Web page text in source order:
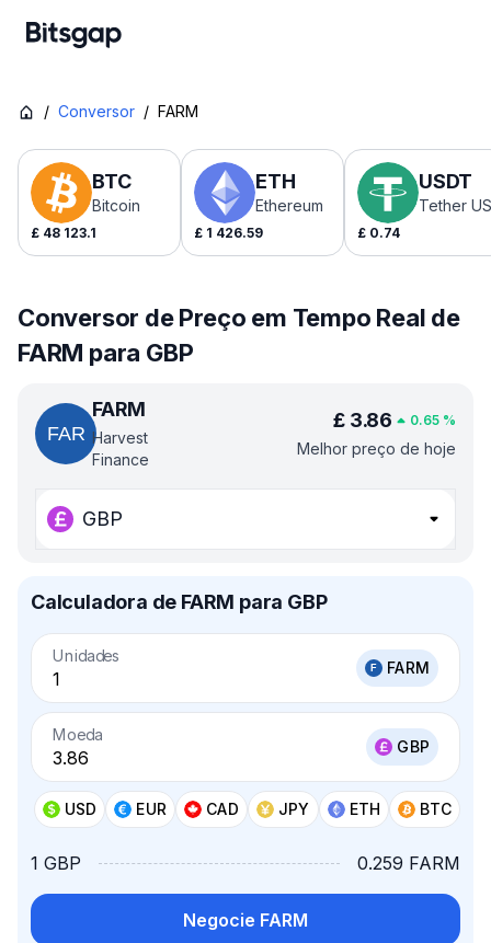
/ Conversor / FARM
BTC
Bitcoin
£ 48 123.1
ETH
Ethereum
£ 1 426.59
USDT
Tether
£ 0.74
Conversor de Preço em Tempo Real de
FARM para GBP
FARM
Harvest
Finance
£ 3.86 0.65 %
Melhor preço de hoje
GBP
Calculadora de FARM para GBP
Unidades
FARM
Moeda
GBP
USD EUR CAD JPY ETH BTC
1 GBP 0.259 FARM
Negocie FARM